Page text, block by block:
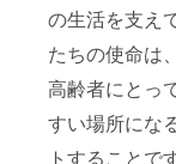
の生活を支え
たちの使命は
高齢者にとっ
すい場所にな
トすることで